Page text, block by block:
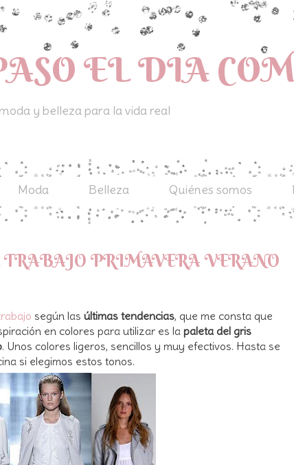
EL DIA
y belleza para la vida real
Moda Belleza Quiénes somos
TRABAJO PRIMAVERA VERANO
según las últimas tendencias, que me consta que
en colores para utilizar es la paleta del gris
. Unos colores ligeros, sencillos y muy efectivos. Hasta se
si elegimos estos tonos.